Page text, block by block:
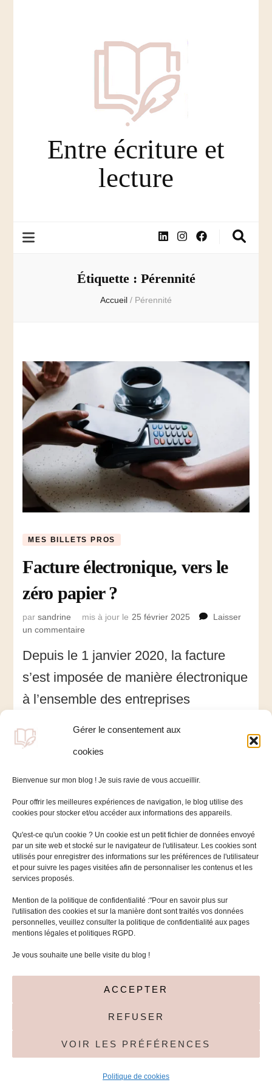
Gérer le consentement aux
cookies
Bienvenue sur mon blog ! Je suis ravie de vous accueillir.
Pour offrir les meilleures expériences de navigation, le blog utilise des
cookies pour stocker et/ou accéder aux informations des appareils.
Qu'est-ce qu'un cookie ? Un cookie est un petit fichier de données envoyé
par un site web et stocké sur le navigateur de l'utilisateur. Les cookies sont
utilisés pour enregistrer des informations sur les préférences de l'utilisateur
et pour suivre les pages visitées afin de personnaliser les contenus et les
services proposés.
Mention de la politique de confidentialité :"Pour en savoir plus sur
l'utilisation des cookies et sur la manière dont sont traités vos données
personnelles, veuillez consulter la politique de confidentialité aux pages
mentions légales et politiques RGPD.
Je vous souhaite une belle visite du blog !
ACCEPTER
REFUSER
VOIR LES PRÉFÉRENCES
Politique de cookies
Entre écriture et
lecture
Étiquette : Pérennité
Accueil / Pérennité
MES BILLETS PROS
Facture électronique, vers le
zéro papier ?
parsandrine mis à jour le 25 février 2025
Laisser
un commentaire
électronique,
le
zéro
papier
Depuis le 1 janvier 2020, la facture
s’est imposée de manière électronique
à l’ensemble des entreprises
public. Elle tend à se généraliser au
Politique de cookies (UE)
Rechercher :
Blossom Themes.Propulsé par